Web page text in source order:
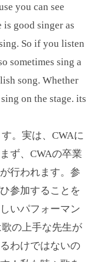
you can see
good singer as
So if you listen
sometimes sing a
song. Whether
on the stage. its
。実は、CWAに
ず、CWAの卒業
行われます。参
参加することを
いパフォーマン
の上手な先生が
わけではないの